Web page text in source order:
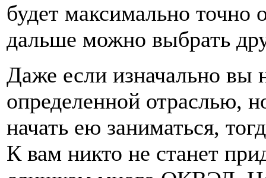
будет максимально точно
дальше можно выбрать
Даже если изначально вы
определенной отраслью,
начать ею заниматься,
К вам никто не станет